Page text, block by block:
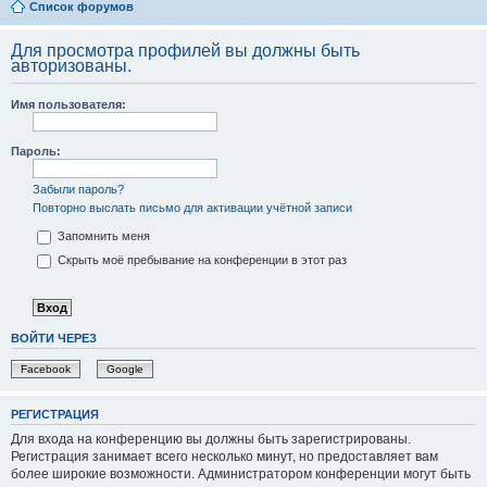
Список форумов
Для просмотра профилей вы должны быть
авторизованы.
Имя пользователя:
Пароль:
Забыли пароль?
Повторно выслать письмо для активации учётной записи
Запомнить меня
Скрыть моё пребывание на конференции в этот раз
ВОЙТИ ЧЕРЕЗ
Facebook Google
РЕГИСТРАЦИЯ
Для входа на конференцию вы должны быть зарегистрированы.
Регистрация занимает всего несколько минут, но предоставляет вам
более широкие возможности. Администратором конференции могут быть